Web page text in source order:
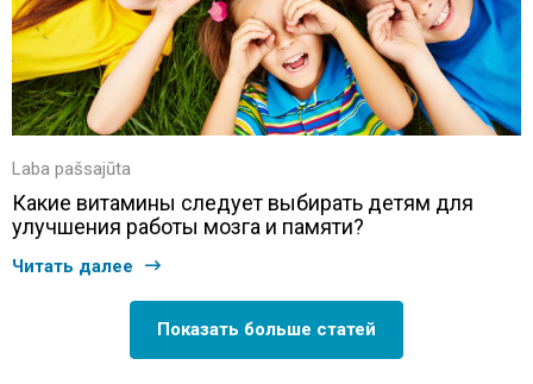
Laba pašsajūta
Какие витамины следует выбирать детям для
улучшения работы мозга и памяти?
Читать далее
Показать больше статей